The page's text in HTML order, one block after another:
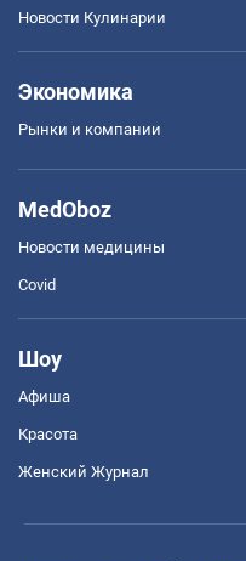
Новости Кулинарии
Экономика
Рынки и компании
MedOboz
Новости медицины
Covid
Шоу
Афиша
Красота
Женский Журнал